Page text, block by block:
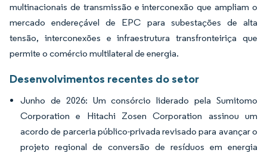
multinacionais de transmissão e interconexão que ampliam o
mercado endereçável de EPC para subestações de alta
tensão, interconexões e infraestrutura transfronteiriça que
permite o comércio multilateral de energia.
Desenvolvimentos recentes do setor
Junho de 2026: Um consórcio liderado pela Sumitomo
Corporation e Hitachi Zosen Corporation assinou um
acordo de parceria público-privada revisado para avançar o
projeto regional de conversão de resíduos em energia